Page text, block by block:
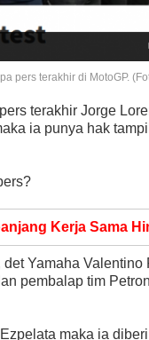
pers terakhir di MotoGP.
terakhir Jorge
ia punya hak
Kerja Sama
Yamaha Valentino
pembalap tim
maka ia